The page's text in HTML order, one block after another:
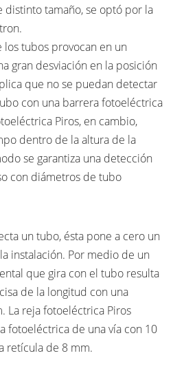
distinto tamaño, se optó por la
tubos provocan en un
gran desviación en la posición
que no se puedan detectar
con una barrera fotoeléctrica
Piros, en cambio,
dentro de la altura de la
se garantiza una detección
con diámetros de tubo
un tubo, ésta pone a cero un
instalación. Por medio de un
que gira con el tubo resulta
de la longitud con una
La reja fotoeléctrica Piros
fotoeléctrica de una vía con 10
retícula de 8 mm.